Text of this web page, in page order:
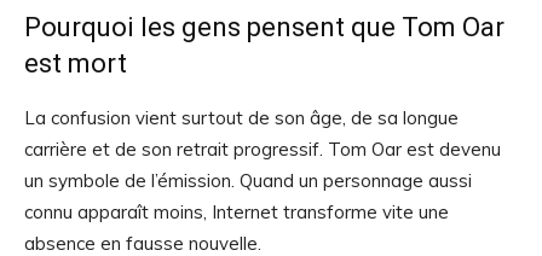
Pourquoi les gens pensent que Tom Oar
est mort
La confusion vient surtout de son âge, de sa longue
carrière et de son retrait progressif. Tom Oar est devenu
un symbole de l’émission. Quand un personnage aussi
connu apparaît moins, Internet transforme vite une
absence en fausse nouvelle.